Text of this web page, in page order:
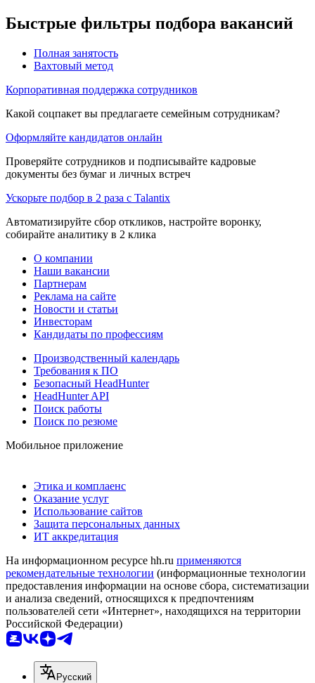
Быстрые фильтры подбора вакансий
Полная занятость
Вахтовый метод
Корпоративная поддержка сотрудников
Какой соцпакет вы предлагаете семейным сотрудникам?
Оформляйте кандидатов онлайн
Проверяйте сотрудников и подписывайте кадровые
документы без бумаг и личных встреч
Ускорьте подбор в 2 раза с Talantix
Автоматизируйте сбор откликов, настройте воронку,
собирайте аналитику в 2 клика
О компании
Наши вакансии
Партнерам
Реклама на сайте
Новости и статьи
Инвесторам
Кандидаты по профессиям
Производственный календарь
Требования к ПО
Безопасный HeadHunter
HeadHunter API
Поиск работы
Поиск по резюме
Мобильное приложение
Этика и комплаенс
Оказание услуг
Использование сайтов
Защита персональных данных
ИТ аккредитация
На информационном ресурсе hh.ru применяются
рекомендательные технологии (информационные технологии
предоставления информации на основе сбора, систематизации
и анализа сведений, относящихся к предпочтениям
пользователей сети «Интернет», находящихся на территории
Российской Федерации)
Русский